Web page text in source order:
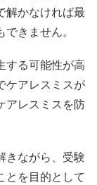
解かなければ最
きません。
する可能性が高
ケアレスミスが
アレスミスを防
きながら、受験
とを目的として